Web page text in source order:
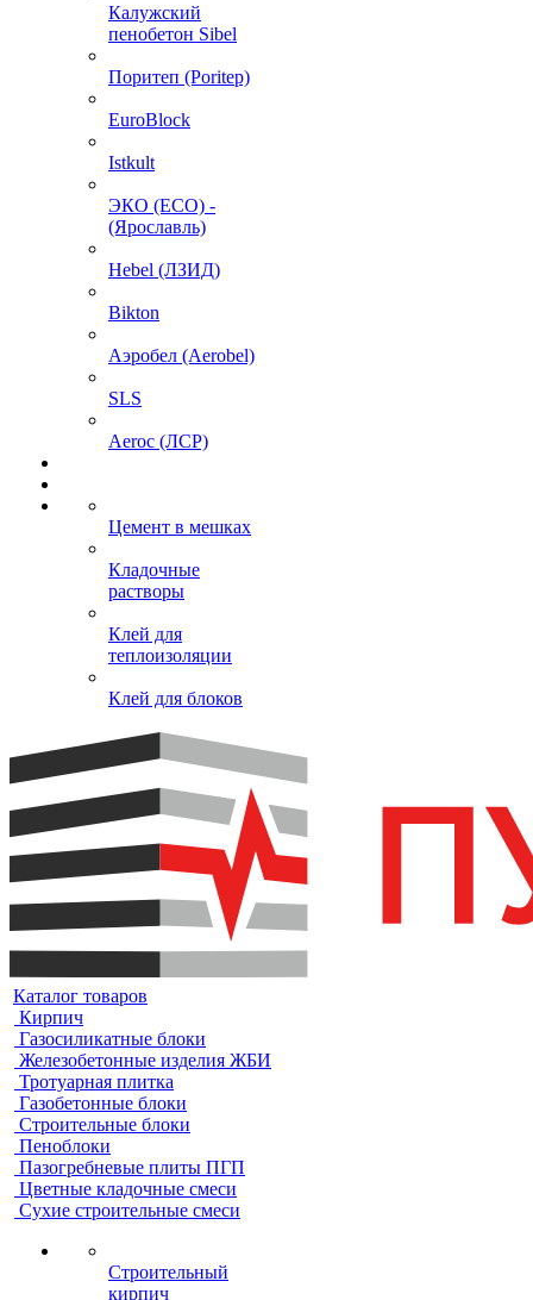
Калужский
пенобетон Sibel
Поритеп (Poritep)
EuroBlock
Istkult
ЭКО (ECO) -
(Ярославль)
Hebel (ЛЗИД)
Bikton
Аэробел (Aerobel)
SLS
Aeroc (ЛСР)
Цемент в мешках
Кладочные
растворы
Клей для
теплоизоляции
Клей для блоков
Каталог товаров
Кирпич
Газосиликатные блоки
Железобетонные изделия ЖБИ
Тротуарная плитка
Газобетонные блоки
Строительные блоки
Пеноблоки
Пазогребневые плиты ПГП
Цветные кладочные смеси
Сухие строительные смеси
Строительный
кирпич